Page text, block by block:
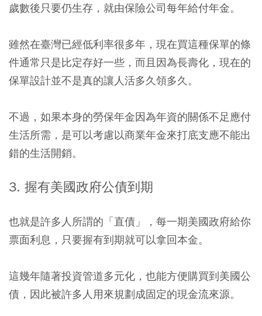
歲數後只要仍生存，就由保險公司每年給付年金。
雖然在臺灣已經低利率很多年，現在買這種保單的條
件通常只是比定存好一些，而且因為長壽化，現在的
保單設計並不是真的讓人活多久領多久。
不過， 如果本身的勞保年金因為年資的關係不足應付
生活所需，是可以考慮以商業年金來打底支應不能出
錯的生活開銷。
3. 握有美國政府公債到期
也就是許多人所謂的「直債」，每一期美國政府給你
票面利息，只要握有到期就可以拿回本金。
這幾年隨著投資管道多元化，也能方便購買到美國公
債，因此被許多人用來規劃成固定的現金流來源。